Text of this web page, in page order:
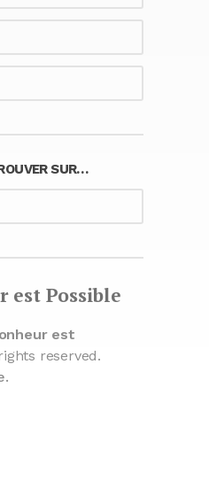
SUR…
est Possible
est
reserved.